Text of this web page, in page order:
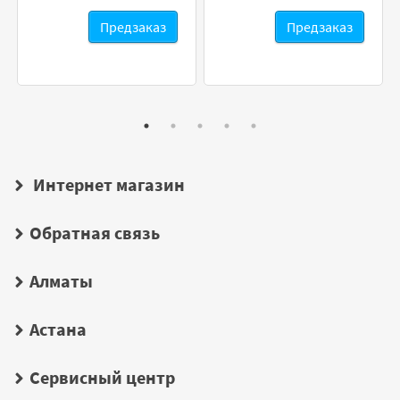
Предзаказ Предзаказ
Интернет магазин
Обратная связь
Алматы
Астана
Сервисный центр